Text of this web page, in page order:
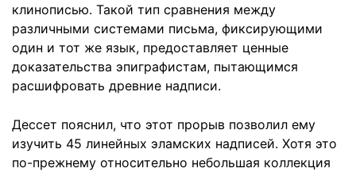
клинописью. Такой тип сравнения между
различными системами письма, фиксирующими
один и тот же язык, предоставляет ценные
доказательства эпиграфистам, пытающимся
расшифровать древние надписи.
Дессет пояснил, что этот прорыв позволил ему
изучить 45 линейных эламских надписей. Хотя это
по-прежнему относительно небольшая коллекция